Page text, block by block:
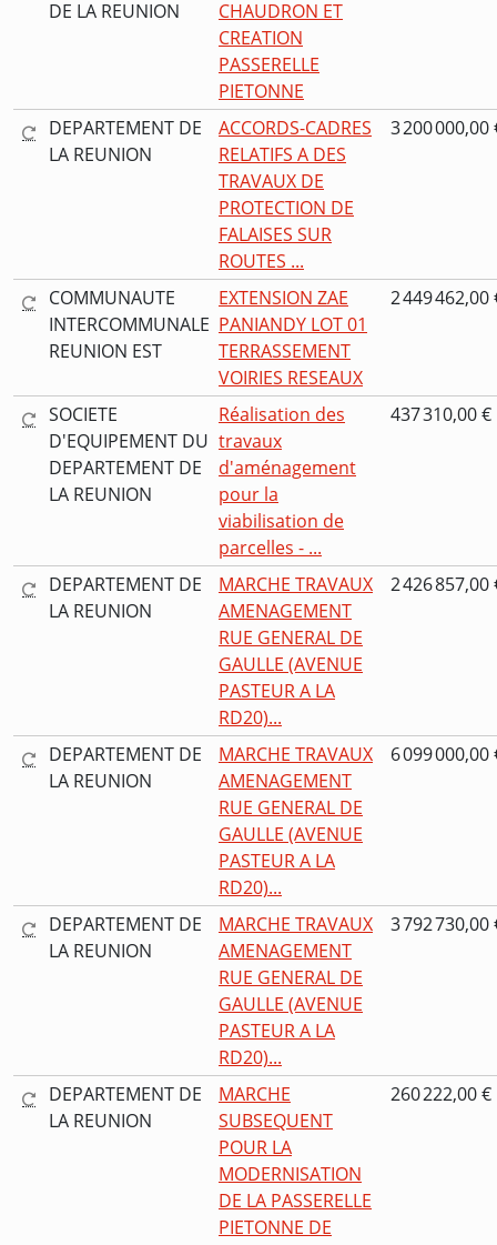
DE LA REUNION
CHAUDRON ET
CREATION
PASSERELLE
PIETONNE
DEPARTEMENT DE
LA REUNION
ACCORDS-CADRES
RELATIFS A DES
TRAVAUX DE
PROTECTION DE
FALAISES SUR
ROUTES ...
3 200 000,00
COMMUNAUTE
INTERCOMMUNALE
REUNION EST
EXTENSION ZAE
PANIANDY LOT 01
TERRASSEMENT
VOIRIES RESEAUX
2 449 462,00
SOCIETE
D'EQUIPEMENT DU
DEPARTEMENT DE
LA REUNION
Réalisation des
travaux
d'aménagement
pour la
viabilisation de
parcelles - ...
437 310,00 €
DEPARTEMENT DE
LA REUNION
MARCHE TRAVAUX
AMENAGEMENT
RUE GENERAL DE
GAULLE (AVENUE
PASTEUR A LA
RD20)...
2 426 857,00
DEPARTEMENT DE
LA REUNION
MARCHE TRAVAUX
AMENAGEMENT
RUE GENERAL DE
GAULLE (AVENUE
PASTEUR A LA
RD20)...
6 099 000,00
DEPARTEMENT DE
LA REUNION
MARCHE TRAVAUX
AMENAGEMENT
RUE GENERAL DE
GAULLE (AVENUE
PASTEUR A LA
RD20)...
3 792 730,00
DEPARTEMENT DE
LA REUNION
MARCHE
SUBSEQUENT
POUR LA
MODERNISATION
DE LA PASSERELLE
PIETONNE DE
260 222,00 €